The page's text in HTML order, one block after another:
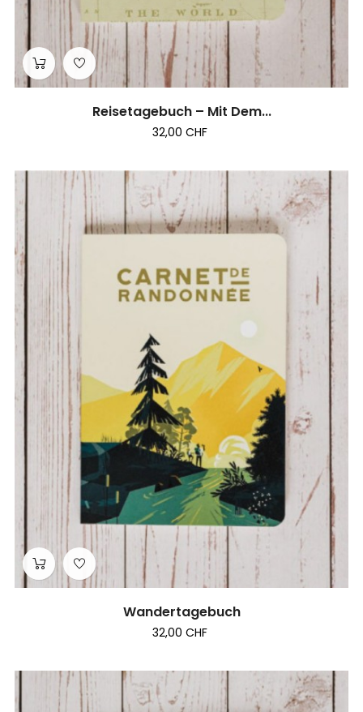
Reisetagebuch – Mit Dem...
32,00 CHF
Wandertagebuch
32,00 CHF